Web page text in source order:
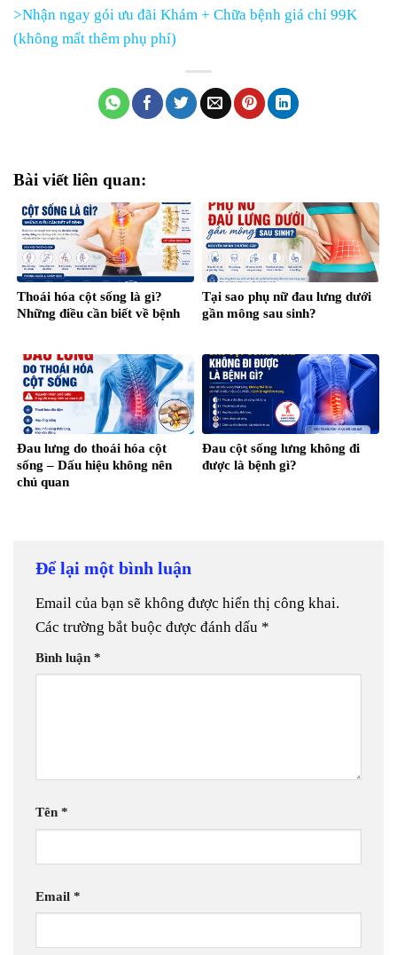
>Nhận ngay gói ưu đãi Khám + Chữa bệnh giá chỉ 99K
(không mất thêm phụ phí)
Bài viết liên quan:
Thoái hóa cột sống là gì?
Những điều cần biết về bệnh
Tại sao phụ nữ đau lưng dưới
gần mông sau sinh?
Đau lưng do thoái hóa cột
sống – Dấu hiệu không nên
chủ quan
Đau cột sống lưng không đi
được là bệnh gì?
Để lại một bình luận
Email của bạn sẽ không được hiển thị công khai.
Các trường bắt buộc được đánh dấu *
Bình luận *
Tên *
Email *